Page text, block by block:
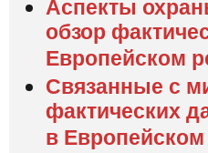
Аспекты
обзор
Европейском
Связанные с
фактических
в Европейском